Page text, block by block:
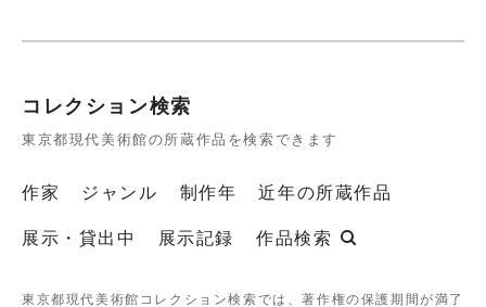
コレクション検索
東京都現代美術館の所蔵作品を検索できます
作家 ジャンル 制作年
近年の所蔵作品
展示・貸出中
展示記録 作品検索
東京都現代美術館コレクション検索では、著作権の保護期間が満了